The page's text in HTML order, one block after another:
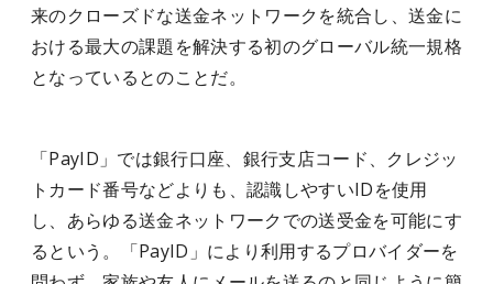
来のクローズドな送金ネットワークを統合し、送金に
おける最大の課題を解決する初のグローバル統一規格
となっているとのことだ。
「PayID」では銀行口座、銀行支店コード、クレジッ
トカード番号などよりも、認識しやすいIDを使用
し、あらゆる送金ネットワークでの送受金を可能にす
るという。「PayID」により利用するプロバイダーを